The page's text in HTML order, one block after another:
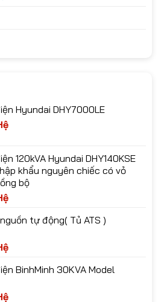
Hyundai DHY7000LE
120kVA Hyundai DHY140KSE
khẩu nguyên chiếc có vỏ
bộ
tự động( Tủ ATS )
BinhMinh 30KVA Model